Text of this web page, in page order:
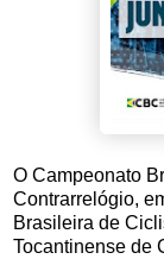
O Campeonato
Contrarrelógio,
Brasileira de
Tocantinense de